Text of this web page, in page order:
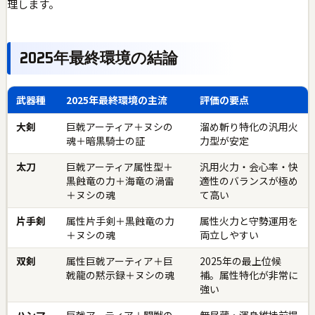
理します。
2025年最終環境の結論
武器種 2025年最終環境の主流
評価の要点
大剣
巨戟アーティア＋ヌシの
魂＋暗黒騎士の証
溜め斬り特化の汎用火
力型が安定
太刀
巨戟アーティア属性型＋
黒蝕竜の力＋海竜の渦雷
＋ヌシの魂
汎用火力・会心率・快
適性のバランスが極め
て高い
片手剣
属性片手剣＋黒蝕竜の力
＋ヌシの魂
属性火力と守勢運用を
両立しやすい
双剣
属性巨戟アーティア＋巨
戟龍の黙示録＋ヌシの魂
2025年の最上位候
補。属性特化が非常に
強い